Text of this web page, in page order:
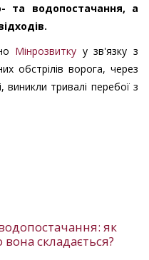
та водопостачання, а
Мінрозвитку у зв'язку з
обстрілів ворога, через
виникли тривалі перебої з
як
складається?